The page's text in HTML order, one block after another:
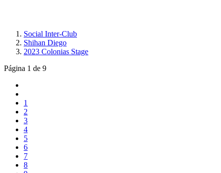
Social Inter-Club
Shihan Diego
2023 Colonias Stage
Página 1 de 9
1
2
3
4
5
6
7
8